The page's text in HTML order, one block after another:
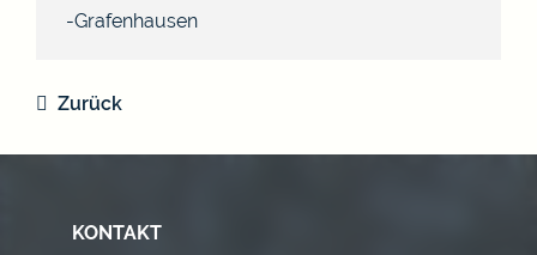
Grafenhausen
Zurück
KONTAKT